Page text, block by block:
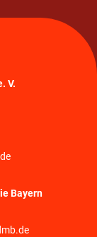
V.
Bayern